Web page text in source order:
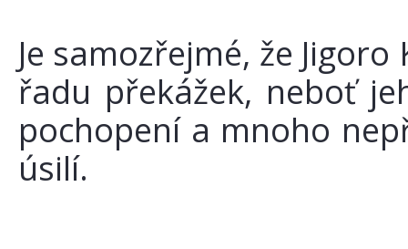
Je samozřejmé, že
řadu překážek, neboť
pochopení a mnoho
úsilí.